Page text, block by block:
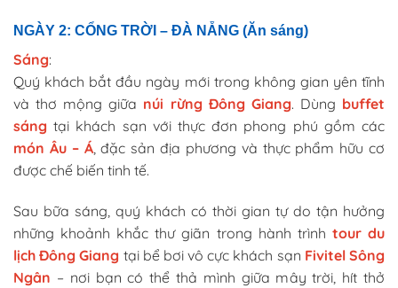
NGÀY 2: CỔNG TRỜI – ĐÀ NẴNG (Ăn sáng)
Sáng:
Quý khách bắt đầu ngày mới trong không gian yên tĩnh
và thơ mộng giữa núi rừng Đông Giang. Dùng buffet
sáng tại khách sạn với thực đơn phong phú gồm các
món Âu – Á, đặc sản địa phương và thực phẩm hữu cơ
được chế biến tinh tế.
Sau bữa sáng, quý khách có thời gian tự do tận hưởng
những khoảnh khắc thư giãn trong hành trình tour du
lịch Đông Giang tại bể bơi vô cực khách sạn Fivitel Sông
Ngân – nơi bạn có thể thả mình giữa mây trời, hít thở